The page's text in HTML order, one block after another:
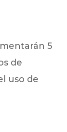
5
de
uso de